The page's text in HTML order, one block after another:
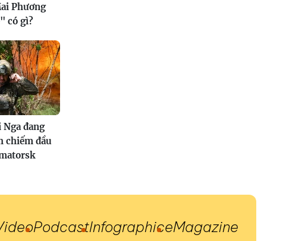
Phương
có gì?
Nga đang
chiếm đầu
PodcastInfographiceMagazine